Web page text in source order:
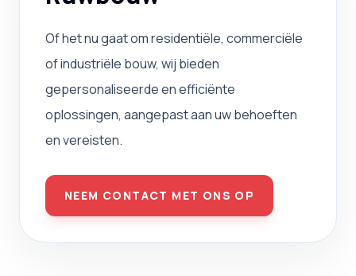
Of het nu gaat om residentiële, commerciële
of industriële bouw, wij bieden
gepersonaliseerde en efficiënte
oplossingen, aangepast aan uw behoeften
en vereisten.
NEEM CONTACT MET ONS OP